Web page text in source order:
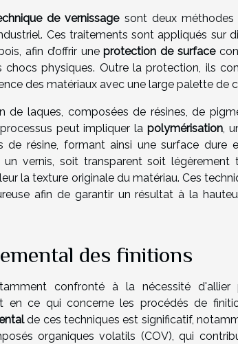
de vernissagesont deux méthodes
Ces traitements sont appliqués sur
afin d’offrir uneprotection de surface
physiques. Outre la protection, ils
des matériaux avec une large palette de
de laques, composées de résines, de
peut impliquer la polymérisation,
de résine, formant ainsi une surface dure
un vernis, soit transparent soit
la texture originale du matériau. Ces
afin de garantir un résultat à la
des finitions
confronté à la nécessité
en ce qui concerne les procédés de
de ces techniques est significatif,
organiques volatils (COV), qui